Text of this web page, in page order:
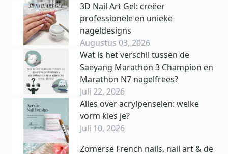
3D Nail Art Gel: creëer
professionele en unieke
nageldesigns
Augustus 03, 2026
Wat is het verschil tussen de
Saeyang Marathon 3 Champion en
Marathon N7 nagelfrees?
Juli 22, 2026
Alles over acrylpenselen: welke
vorm kies je?
Juli 10, 2026
Zomerse French nails, nail art & de